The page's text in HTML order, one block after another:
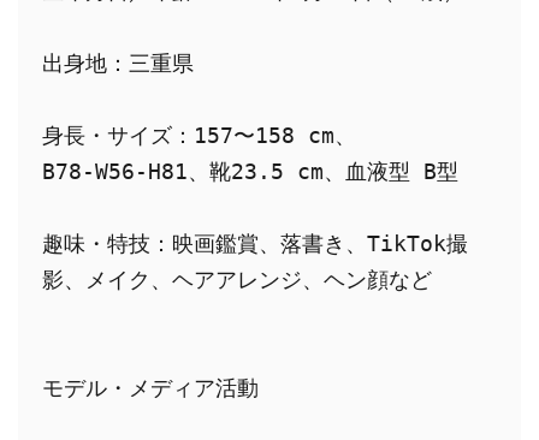
出身地：三重県
身長・サイズ：157〜158 cm、
B78‑W56‑H81、靴23.5 cm、血液型 B型
趣味・特技：映画鑑賞、落書き、TikTok撮
影、メイク、ヘアアレンジ、ヘン顔など
モデル・メディア活動